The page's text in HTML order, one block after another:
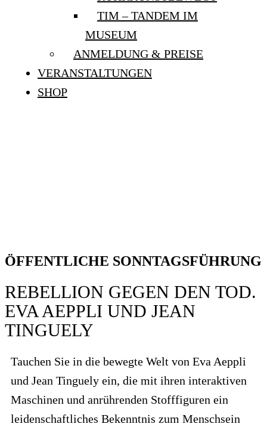
TIM – TANDEM IM
MUSEUM
ANMELDUNG & PREISE
VERANSTALTUNGEN
SHOP
ÖFFENTLICHE SONNTAGSFÜHRUNG
REBELLION GEGEN DEN TOD.
EVA AEPPLI UND JEAN
TINGUELY
Tauchen Sie in die bewegte Welt von Eva Aeppli
und Jean Tinguely ein, die mit ihren interaktiven
Maschinen und anrührenden Stofffiguren ein
leidenschaftliches Bekenntnis zum Menschsein